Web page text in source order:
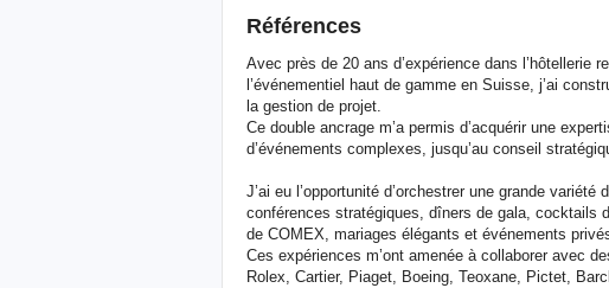
Références
Avec près de 20 ans d’expérience dans l’hôtellerie
l’événementiel haut de gamme en Suisse, j’ai
la gestion de projet.
Ce double ancrage m’a permis d’acquérir une
d’événements complexes, jusqu’au conseil
J’ai eu l’opportunité d’orchestrer une grande
conférences stratégiques, dîners de gala, cocktails
de COMEX, mariages élégants et événements
Ces expériences m’ont amenée à collaborer avec
Rolex, Cartier, Piaget, Boeing, Teoxane, Pictet,